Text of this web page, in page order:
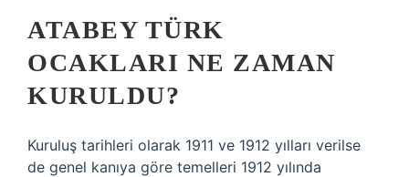
ATABEY TÜRK
OCAKLARI NE ZAMAN
KURULDU?
Kuruluş tarihleri ​​olarak 1911 ve 1912 yılları verilse
de genel kanıya göre temelleri 1912 yılında